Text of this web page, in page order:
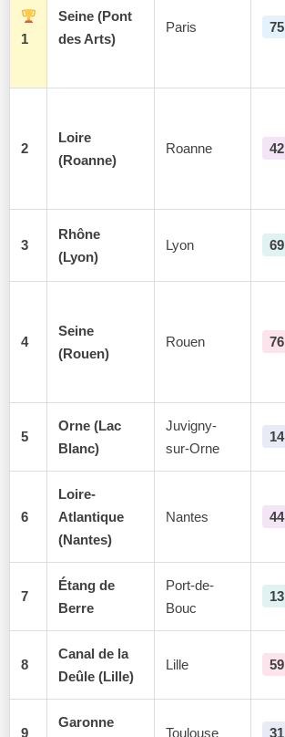
1
Seine (Pont
des Arts)
Paris 75
2
Loire
(Roanne)
Roanne 42
3
Rhône
(Lyon)
Lyon 69
4
Seine
(Rouen)
Rouen 76
5
Orne (Lac
Blanc)
Juvigny-
sur-Orne
14
6
Loire-
Atlantique
(Nantes)
Nantes 44
7
Étang de
Berre
Port-de-
Bouc
13
8
Canal de la
Deûle (Lille)
Lille 59
9
Garonne
Toulouse 31